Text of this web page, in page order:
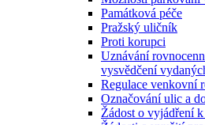
Památková péče
Pražský uličník
Proti korupci
Uznávání
vysvědčení
Regulace venkovní
Označování ulic a
Žádost o vyjádření